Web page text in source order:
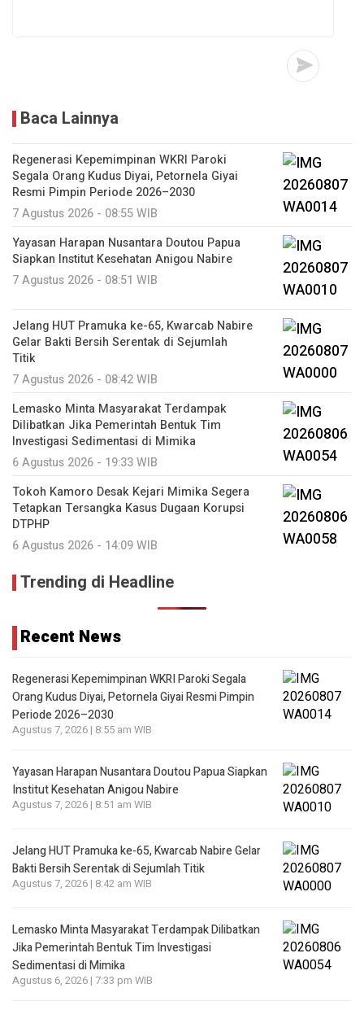
Baca Lainnya
Regenerasi Kepemimpinan WKRI Paroki
Segala Orang Kudus Diyai, Petornela Giyai
Resmi Pimpin Periode 2026–2030
7 Agustus 2026 - 08:55 WIB
Yayasan Harapan Nusantara Doutou Papua
Siapkan Institut Kesehatan Anigou Nabire
7 Agustus 2026 - 08:51 WIB
Jelang HUT Pramuka ke-65, Kwarcab Nabire
Gelar Bakti Bersih Serentak di Sejumlah
Titik
7 Agustus 2026 - 08:42 WIB
Lemasko Minta Masyarakat Terdampak
Dilibatkan Jika Pemerintah Bentuk Tim
Investigasi Sedimentasi di Mimika
6 Agustus 2026 - 19:33 WIB
Tokoh Kamoro Desak Kejari Mimika Segera
Tetapkan Tersangka Kasus Dugaan Korupsi
DTPHP
6 Agustus 2026 - 14:09 WIB
Trending di Headline
Recent News
Regenerasi Kepemimpinan WKRI Paroki Segala
Orang Kudus Diyai, Petornela Giyai Resmi Pimpin
Periode 2026–2030
Agustus 7, 2026 | 8:55 am WIB
Yayasan Harapan Nusantara Doutou Papua Siapkan
Institut Kesehatan Anigou Nabire
Agustus 7, 2026 | 8:51 am WIB
Jelang HUT Pramuka ke-65, Kwarcab Nabire Gelar
Bakti Bersih Serentak di Sejumlah Titik
Agustus 7, 2026 | 8:42 am WIB
Lemasko Minta Masyarakat Terdampak Dilibatkan
Jika Pemerintah Bentuk Tim Investigasi
Sedimentasi di Mimika
Agustus 6, 2026 | 7:33 pm WIB